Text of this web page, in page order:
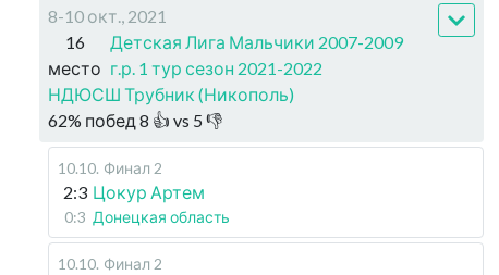
8-10 окт., 2021
16
место
Детская Лига Мальчики 2007-2009
г.р. 1 тур сезон 2021-2022
НДЮСШ Трубник (Никополь)
62% побед 8 👍 vs 5 👎
10.10. Финал 2
2:3 Цокур Артем
0:3 Донецкая область
10.10. Финал 2